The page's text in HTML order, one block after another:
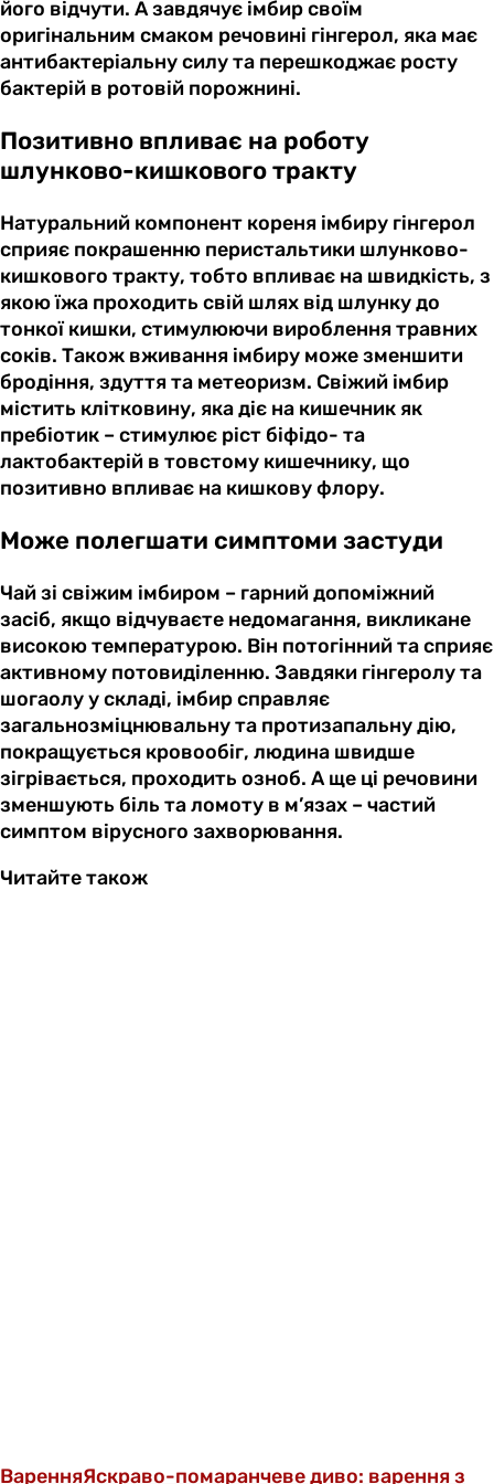
його відчути. А завдячує імбир своїм
оригінальним смаком речовині гінгерол, яка має
антибактеріальну силу та перешкоджає росту
бактерій в ротовій порожнині.
Позитивно впливає на роботу
шлунково-кишкового тракту
Натуральний компонент кореня імбиру гінгерол
сприяє покрашенню перистальтики шлунково-
кишкового тракту, тобто впливає на швидкість, з
якою їжа проходить свій шлях від шлунку до
тонкої кишки, стимулюючи вироблення травних
соків. Також вживання імбиру може зменшити
бродіння, здуття та метеоризм. Свіжий імбир
містить клітковину, яка діє на кишечник як
пребіотик – стимулює ріст біфідо- та
лактобактерій в товстому кишечнику, що
позитивно впливає на кишкову флору.
Може полегшати симптоми застуди
Чай зі свіжим імбиром – гарний допоміжний
засіб, якщо відчуваєте недомагання, викликане
високою температурою. Він потогінний та сприяє
активному потовиділенню. Завдяки гінгеролу та
шогаолу у складі, імбир справляє
загальнозміцнювальну та протизапальну дію,
покращується кровообіг, людина швидше
зігрівається, проходить озноб. А ще ці речовини
зменшують біль та ломоту в м’язах – частий
симптом вірусного захворювання.
Читайте також
ВаренняЯскраво-помаранчеве диво: варення з